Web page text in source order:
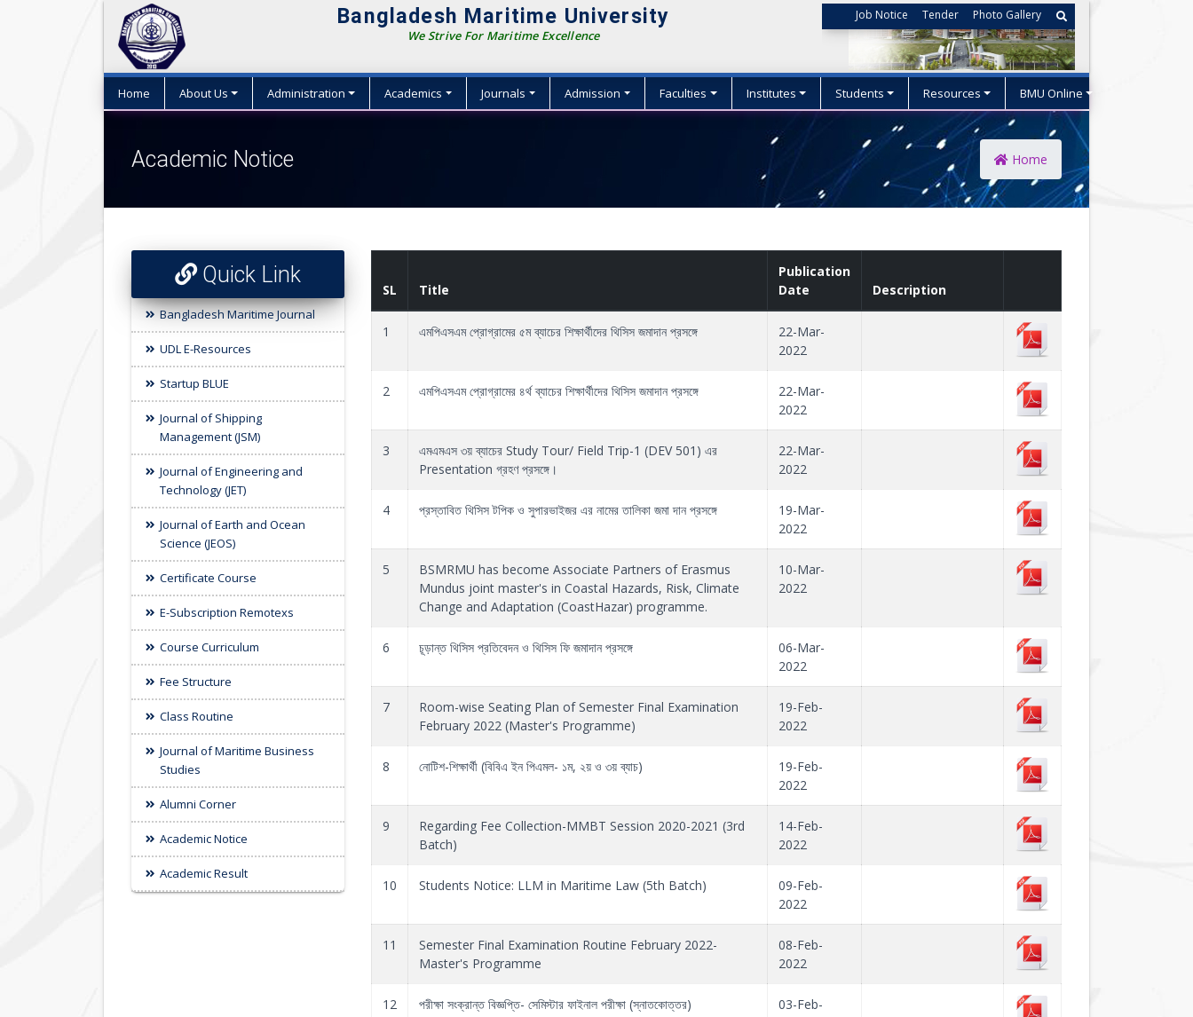
Bangladesh Maritime University
We Strive For Maritime Excellence
Job Notice Tender Photo Gallery
Home About Us Administration Academics Journals Admission Faculties Institutes Students Resources BMU Online
Academic Notice Home
Quick Link
Bangladesh Maritime Journal
UDL E-Resources
Startup BLUE
Journal of Shipping
Management (JSM)
Journal of Engineering and
Technology (JET)
Journal of Earth and Ocean
Science (JEOS)
Certificate Course
E-Subscription Remotexs
Course Curriculum
Fee Structure
Class Routine
Journal of Maritime Business
Studies
Alumni Corner
Academic Notice
Academic Result
SL Title
Publication
Date
Description
1 এমপিএসএম প্রোগ্রামের ৫ম ব্যাচের শিক্ষার্থীদের থিসিস জমাদান প্রসঙ্গে
22-Mar-
2022
2 এমপিএসএম প্রোগ্রামের ৪র্থ ব্যাচের শিক্ষার্থীদের থিসিস জমাদান প্রসঙ্গে
22-Mar-
2022
3
এমএমএস ৩য় ব্যাচের Study Tour/ Field Trip-1 (DEV 501) এর
Presentation গ্রহণ প্রসঙ্গে।
22-Mar-
2022
4 প্রস্তাবিত থিসিস টপিক ও সুপারভাইজর এর নামের তালিকা জমা দান প্রসঙ্গে
19-Mar-
2022
5
BSMRMU has become Associate Partners of Erasmus
Mundus joint master's in Coastal Hazards, Risk, Climate
Change and Adaptation (CoastHazar) programme.
10-Mar-
2022
6 চূড়ান্ত থিসিস প্রতিবেদন ও থিসিস ফি জমাদান প্রসঙ্গে
06-Mar-
2022
7
Room-wise Seating Plan of Semester Final Examination
February 2022 (Master's Programme)
19-Feb-
2022
8 নোটিশ-শিক্ষার্থী (বিবিএ ইন পিএমল- ১ম, ২য় ও ৩য় ব্যাচ)
19-Feb-
2022
9
Regarding Fee Collection-MMBT Session 2020-2021 (3rd
Batch)
14-Feb-
2022
10 Students Notice: LLM in Maritime Law (5th Batch)
09-Feb-
2022
11
Semester Final Examination Routine February 2022-
Master's Programme
08-Feb-
2022
12 পরীক্ষা সংক্রান্ত বিজ্ঞপ্তি- সেমিস্টার ফাইনাল পরীক্ষা (স্নাতকোত্তর)
03-Feb-